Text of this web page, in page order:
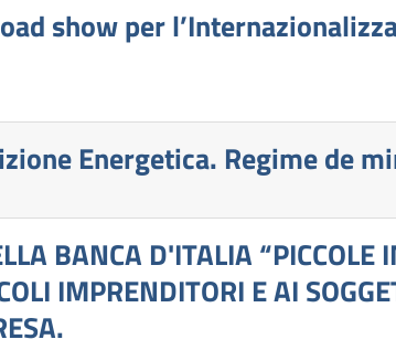
show per
Energetica. Regime de
BANCA D'ITALIA “PICCOLE
IMPRENDITORI E AI